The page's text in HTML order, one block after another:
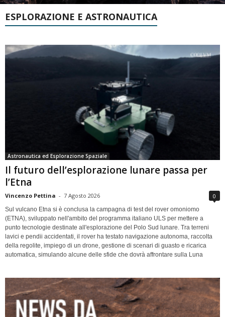
ESPLORAZIONE E ASTRONAUTICA
Astronautica ed Esplorazione Spaziale
Il futuro dell’esplorazione lunare passa per
l’Etna
Vincenzo Pettina - 7 Agosto 2026 0
Sul vulcano Etna si è conclusa la campagna di test del rover omoniomo
(ETNA), sviluppato nell'ambito del programma italiano ULS per mettere a
punto tecnologie destinate all'esplorazione del Polo Sud lunare. Tra terreni
lavici e pendii accidentati, il rover ha testato navigazione autonoma, raccolta
della regolite, impiego di un drone, gestione di scenari di guasto e ricarica
automatica, simulando alcune delle sfide che dovrà affrontare sulla Luna